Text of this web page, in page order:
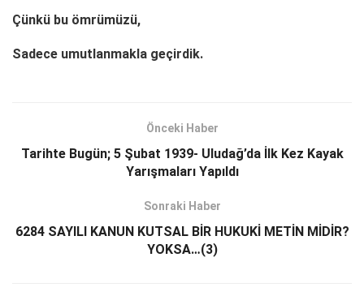
Çünkü bu ömrümüzü,
Sadece umutlanmakla geçirdik.
Önceki Haber
Tarihte Bugün; 5 Şubat 1939- Uludağ’da İlk Kez Kayak
Yarışmaları Yapıldı
Sonraki Haber
6284 SAYILI KANUN KUTSAL BİR HUKUKİ METİN MİDİR?
YOKSA…(3)